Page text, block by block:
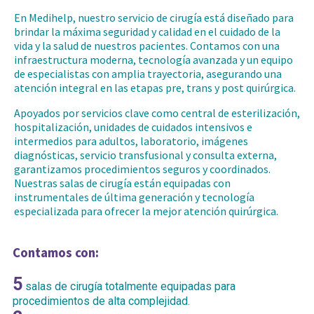
En Medihelp, nuestro servicio de cirugía está diseñado para
brindar la máxima seguridad y calidad en el cuidado de la
vida y la salud de nuestros pacientes. Contamos con una
infraestructura moderna, tecnología avanzada y un equipo
de especialistas con amplia trayectoria, asegurando una
atención integral en las etapas pre, trans y post quirúrgica.
Apoyados por servicios clave como central de esterilización,
hospitalización, unidades de cuidados intensivos e
intermedios para adultos, laboratorio, imágenes
diagnósticas, servicio transfusional y consulta externa,
garantizamos procedimientos seguros y coordinados.
Nuestras salas de cirugía están equipadas con
instrumentales de última generación y tecnología
especializada para ofrecer la mejor atención quirúrgica.
Contamos con:
5 salas de cirugía totalmente equipadas para
procedimientos de alta complejidad.